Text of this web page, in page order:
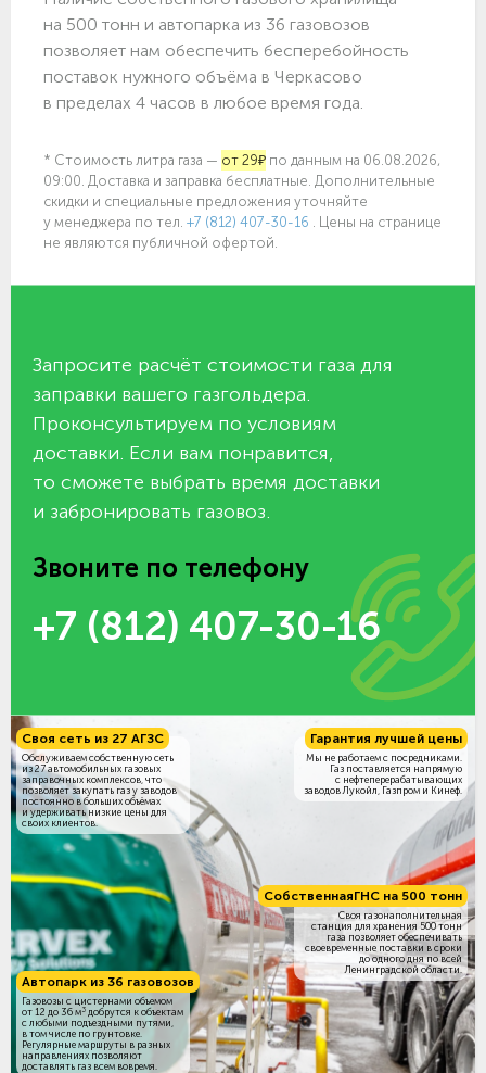
на 500 тонн и автопарка из 36 газовозов
позволяет нам обеспечить бесперебойность
поставок нужного объёма в Черкасово
в пределах 4 часов в любое время года.
* Стоимость литра газа — от 29₽ по данным на 06.08.2026,
09:00. Доставка и заправка бесплатные. Дополнительные
скидки и специальные предложения уточняйте
у менеджера по тел. +7 (812) 407-30-16 . Цены на странице
не являются публичной офертой.
Запросите расчёт стоимости газа для
заправки вашего газгольдера.
Проконсультируем по условиям
доставки. Если вам понравится,
то сможете выбрать время доставки
и забронировать газовоз.
Звоните по телефону
+7 (812) 407-30-16
СобственнаяГНС на 500 тонн
Своя газонаполнительная
станция для хранения 500 тонн
газа позволяет обеспечивать
своевременные поставки в сроки
до одного дня по всей
Ленинградской области.
Своя сеть из 27 АГЗС
Обслуживаем собственную сеть
из 27 автомобильных газовых
заправочных комплексов, что
позволяет закупать газ у заводов
постоянно в больших объёмах
и удерживать низкие цены для
своих клиентов.
Гарантия лучшей цены
Мы не работаем с посредниками.
Газ поставляется напрямую
с нефтеперерабатывающих
заводов Лукойл, Газпром и Кинеф.
Автопарк из 36 газовозов
Газовозы с цистернами объемом
от 12 до 36 м3 добрутся к объектам
c любыми подъездными путями,
в том числе по грунтовке.
Регулярные маршруты в разных
направлениях позволяют
доставлять газ всем вовремя.